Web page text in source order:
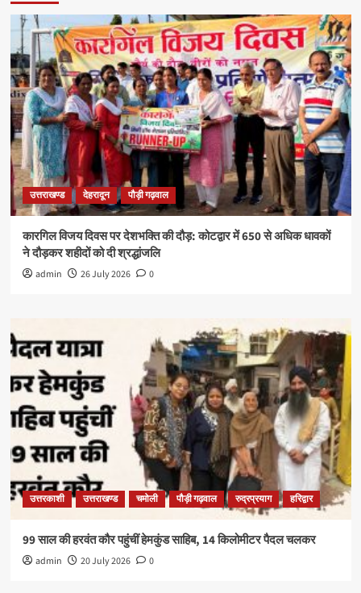
उत्तराखण्ड देहरादून पौड़ी गढ़वाल
कारगिल विजय दिवस पर देशभक्ति की दौड़: कोटद्वार में 650 से अधिक धावकों
ने दौड़कर शहीदों को दी श्रद्धांजलि
admin 26 July 2026 0
उत्तरकाशी उत्तराखण्ड चमोली पौड़ी गढ़वाल रुद्रप्रयाग हरिद्वार
99 साल की हरवंत कौर पहुंचीं हेमकुंड साहिब, 14 किलोमीटर पैदल चलकर
admin 20 July 2026 0